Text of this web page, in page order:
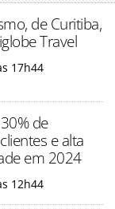
de Curitiba,
Travel
17h44
de
e alta
em 2024
12h44